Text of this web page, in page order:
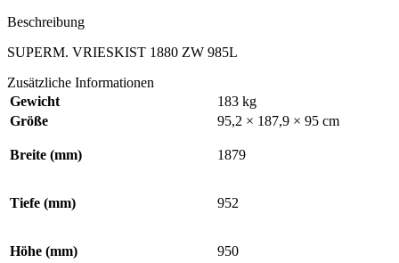
Beschreibung
SUPERM. VRIESKIST 1880 ZW 985L
Zusätzliche Informationen
Gewicht
183 kg
Größe
95,2 × 187,9 × 95 cm
Breite (mm) 1879
Tiefe (mm) 952
Höhe (mm) 950